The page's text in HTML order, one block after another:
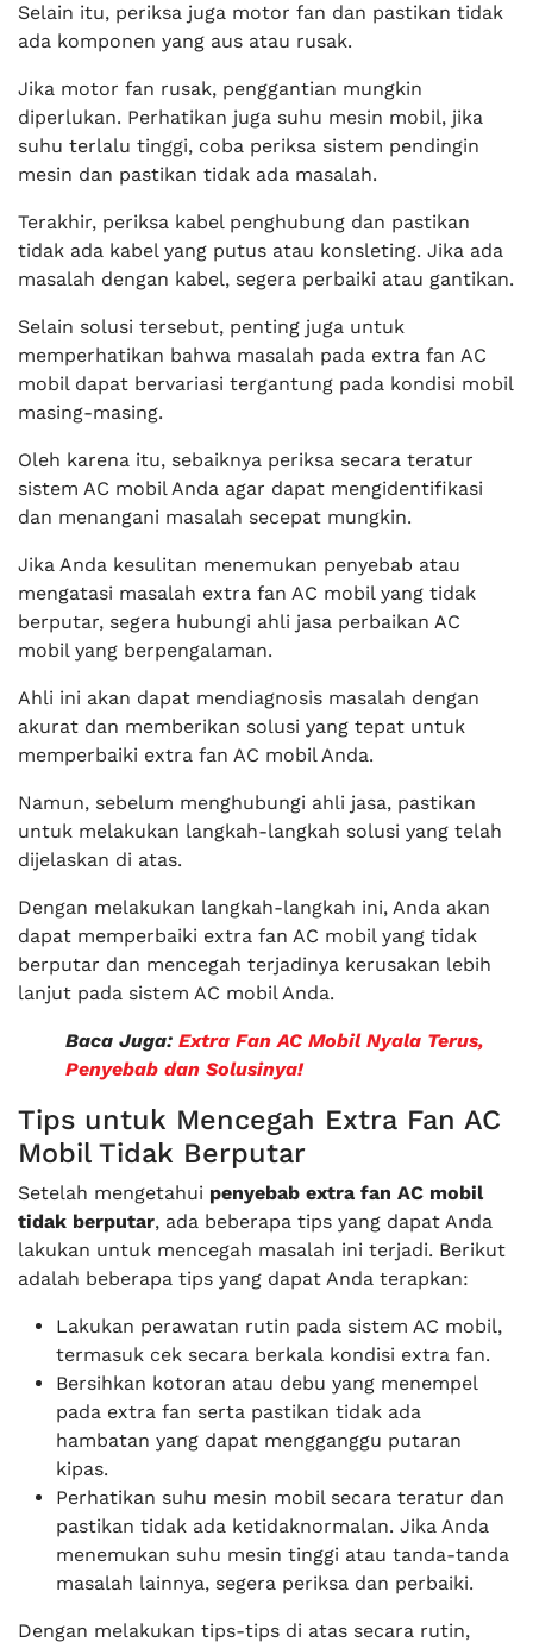
Selain itu, periksa juga motor fan dan pastikan tidak
ada komponen yang aus atau rusak.
Jika motor fan rusak, penggantian mungkin
diperlukan. Perhatikan juga suhu mesin mobil, jika
suhu terlalu tinggi, coba periksa sistem pendingin
mesin dan pastikan tidak ada masalah.
Terakhir, periksa kabel penghubung dan pastikan
tidak ada kabel yang putus atau konsleting. Jika ada
masalah dengan kabel, segera perbaiki atau gantikan.
Selain solusi tersebut, penting juga untuk
memperhatikan bahwa masalah pada extra fan AC
mobil dapat bervariasi tergantung pada kondisi mobil
masing-masing.
Oleh karena itu, sebaiknya periksa secara teratur
sistem AC mobil Anda agar dapat mengidentifikasi
dan menangani masalah secepat mungkin.
Jika Anda kesulitan menemukan penyebab atau
mengatasi masalah extra fan AC mobil yang tidak
berputar, segera hubungi ahli jasa perbaikan AC
mobil yang berpengalaman.
Ahli ini akan dapat mendiagnosis masalah dengan
akurat dan memberikan solusi yang tepat untuk
memperbaiki extra fan AC mobil Anda.
Namun, sebelum menghubungi ahli jasa, pastikan
untuk melakukan langkah-langkah solusi yang telah
dijelaskan di atas.
Dengan melakukan langkah-langkah ini, Anda akan
dapat memperbaiki extra fan AC mobil yang tidak
berputar dan mencegah terjadinya kerusakan lebih
lanjut pada sistem AC mobil Anda.
Baca Juga: Extra Fan AC Mobil Nyala Terus,
Penyebab dan Solusinya!
Tips untuk Mencegah Extra Fan AC
Mobil Tidak Berputar
Setelah mengetahui penyebab extra fan AC mobil
tidak berputar, ada beberapa tips yang dapat Anda
lakukan untuk mencegah masalah ini terjadi. Berikut
adalah beberapa tips yang dapat Anda terapkan:
Lakukan perawatan rutin pada sistem AC mobil,
termasuk cek secara berkala kondisi extra fan.
Bersihkan kotoran atau debu yang menempel
pada extra fan serta pastikan tidak ada
hambatan yang dapat mengganggu putaran
kipas.
Perhatikan suhu mesin mobil secara teratur dan
pastikan tidak ada ketidaknormalan. Jika Anda
menemukan suhu mesin tinggi atau tanda-tanda
masalah lainnya, segera periksa dan perbaiki.
Dengan melakukan tips-tips di atas secara rutin,